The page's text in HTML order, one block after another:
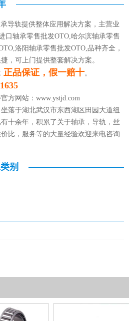
导轨提供整体应用解决方案，主营业
口轴承零售批发OTO,哈尔滨轴承零售
洛阳轴承零售批发OTO,品种齐全，
，可上门提供整套解决方案。
正品保证，假一赔十。
方网站： www.ystjd.com
落于湖北武汉市东西湖区田园大道纽
十余年，积累了关于轴承，导轨，丝
比，服务等的大量经验欢迎来电咨询
别